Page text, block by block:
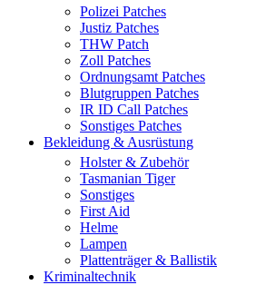
Polizei Patches
Justiz Patches
THW Patch
Zoll Patches
Ordnungsamt Patches
Blutgruppen Patches
IR ID Call Patches
Sonstiges Patches
Bekleidung & Ausrüstung
Holster & Zubehör
Tasmanian Tiger
Sonstiges
First Aid
Helme
Lampen
Plattenträger & Ballistik
Kriminaltechnik